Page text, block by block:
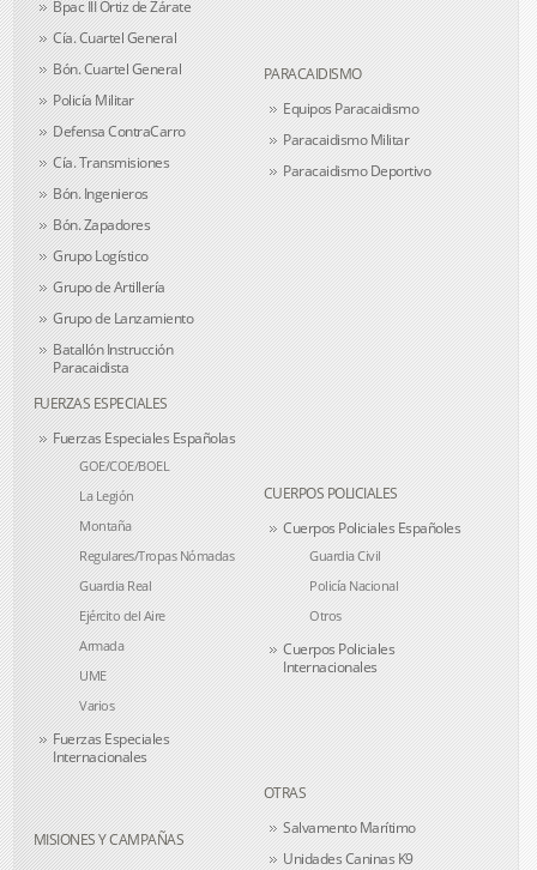
Bpac III Ortiz de Zárate
Cía. Cuartel General
Bón. Cuartel General
Policía Militar
Defensa ContraCarro
Cía. Transmisiones
Bón. Ingenieros
Bón. Zapadores
Grupo Logístico
Grupo de Artillería
Grupo de Lanzamiento
Batallón Instrucción
Paracaidista
PARACAIDISMO
Equipos Paracaidismo
Paracaidismo Militar
Paracaidismo Deportivo
FUERZAS ESPECIALES
Fuerzas Especiales Españolas
GOE/COE/BOEL
La Legión
Montaña
Regulares/Tropas Nómadas
Guardia Real
Ejército del Aire
Armada
UME
Varios
Fuerzas Especiales
Internacionales
CUERPOS POLICIALES
Cuerpos Policiales Españoles
Guardia Civil
Policía Nacional
Otros
Cuerpos Policiales
Internacionales
MISIONES Y CAMPAÑAS
OTRAS
Salvamento Marítimo
Unidades Caninas K9